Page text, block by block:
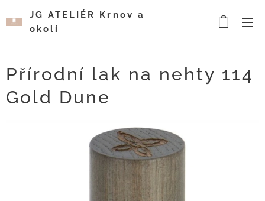
JG ATELIÉR Krnov a
okolí
Přírodní lak na nehty 114
Gold Dune